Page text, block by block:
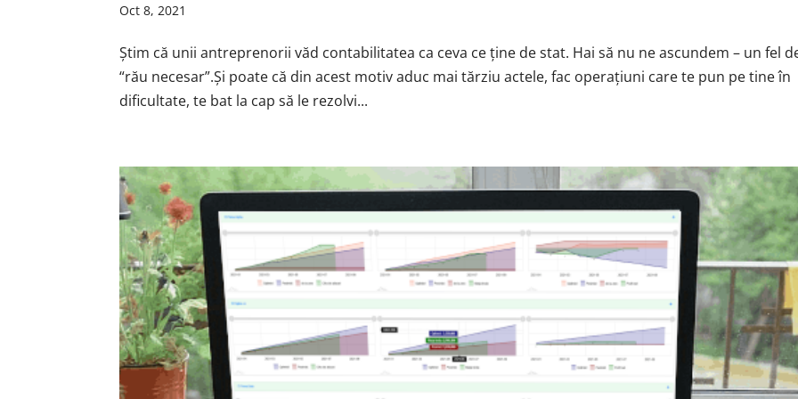
Oct 8, 2021
Știm că unii antreprenorii văd contabilitatea ca ceva ce ține de stat. Hai să nu ne ascundem – un fel
“rău necesar”.Și poate că din acest motiv aduc mai tărziu actele, fac operațiuni care te pun pe tine în
dificultate, te bat la cap să le rezolvi...